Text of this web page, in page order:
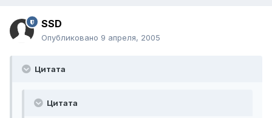
SSD
Опубликовано 9 апреля, 2005
Цитата
Цитата